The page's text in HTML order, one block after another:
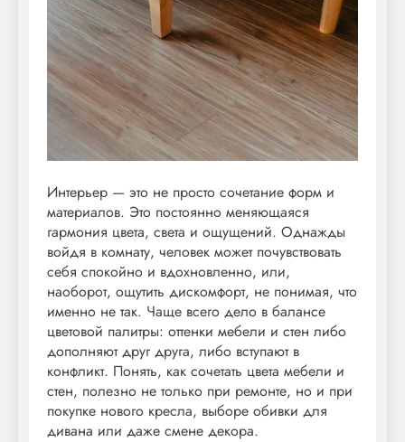
Интерьер — это не просто сочетание форм и
материалов. Это постоянно меняющаяся
гармония цвета, света и ощущений. Однажды
войдя в комнату, человек может почувствовать
себя спокойно и вдохновленно, или,
наоборот, ощутить дискомфорт, не понимая, что
именно не так. Чаще всего дело в балансе
цветовой палитры: оттенки мебели и стен либо
дополняют друг друга, либо вступают в
конфликт. Понять, как сочетать цвета мебели и
стен, полезно не только при ремонте, но и при
покупке нового кресла, выборе обивки для
дивана или даже смене декора.